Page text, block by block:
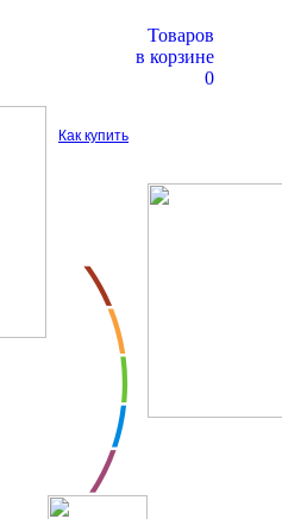
Товаров
в корзине
0
Как купить